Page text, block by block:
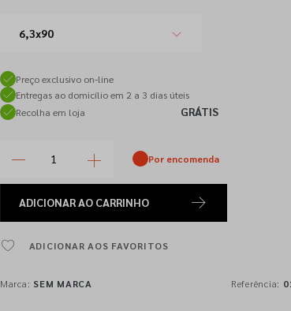
6,3x90
Preço exclusivo on-line
Entregas ao domicílio em 2 a 3 dias úteis
Recolha em loja
GRÁTIS
Por encomenda
ADICIONARAO CARRINHO
ADICIONAR AOS FAVORITOS
Marca: SEM MARCA Referência: